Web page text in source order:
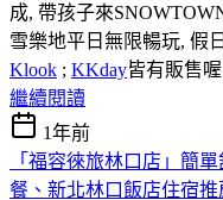
成, 帶孩子來
雪樂地平日無限暢玩, 假
Klook ; KKday皆有販售
繼續閱讀
1年前
「福容徠旅林口店」簡
餐、新北林口飯店住宿